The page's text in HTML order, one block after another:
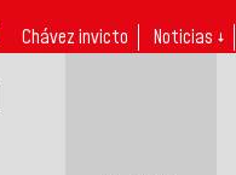
Chávez invicto Noticias ↓